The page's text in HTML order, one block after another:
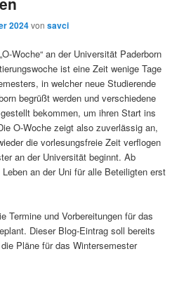
2024vonsavci
Woche“ an der Universität Paderborn
ist eine Zeit wenige Tage
in welcher neue Studierende
begrüßt werden und verschiedene
bekommen, um ihren Start ins
O-Woche zeigt also zuverlässig an,
die vorlesungsfreie Zeit verflogen
an der Universität beginnt. Ab
an der Uni für alle Beteiligten erst
Termine und Vorbereitungen für das
Dieser Blog-Eintrag soll bereits
Pläne für das Wintersemester